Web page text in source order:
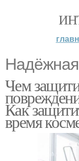
Чем
Как
время